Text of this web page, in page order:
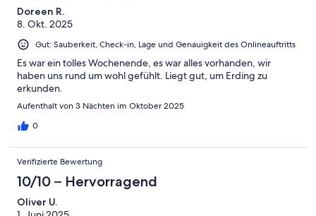
Doreen R.
8. Okt. 2025
Gut: Sauberkeit, Check-in, Lage und Genauigkeit des Onlineauftritts
Es war ein tolles Wochenende, es war alles vorhanden, wir
haben uns rund um wohl gefühlt. Liegt gut, um Erding zu
erkunden.
Aufenthalt von 3 Nächten im Oktober 2025
0
Verifizierte Bewertung
10/10 – Hervorragend
Oliver U.